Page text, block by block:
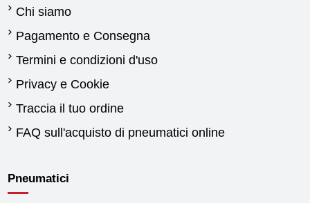
Chi siamo
Pagamento e Consegna
Termini e condizioni d'uso
Privacy e Cookie
Traccia il tuo ordine
FAQ sull'acquisto di pneumatici online
Pneumatici